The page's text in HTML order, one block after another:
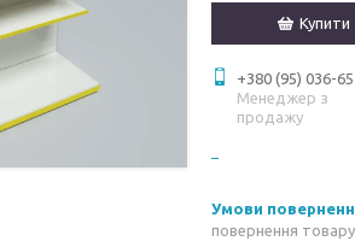
Купити
+380 (95) 036-
Менеджер з
продажу
повернення